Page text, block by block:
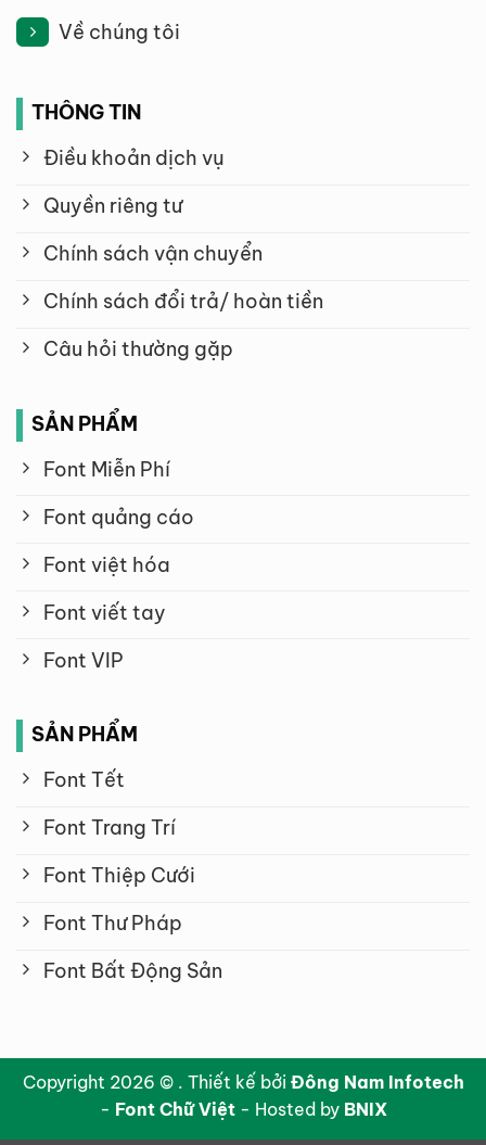
Về chúng tôi
THÔNG TIN
Điều khoản dịch vụ
Quyền riêng tư
Chính sách vận chuyển
Chính sách đổi trả/ hoàn tiền
Câu hỏi thường gặp
SẢN PHẨM
Font Miễn Phí
Font quảng cáo
Font việt hóa
Font viết tay
Font VIP
SẢN PHẨM
Font Tết
Font Trang Trí
Font Thiệp Cưới
Font Thư Pháp
Font Bất Động Sản
Copyright 2026 © . Thiết kế bởi Đông Nam Infotech
- Font Chữ Việt- Hosted by BNIX